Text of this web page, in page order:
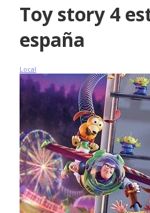
Toy story 4
españa
Local